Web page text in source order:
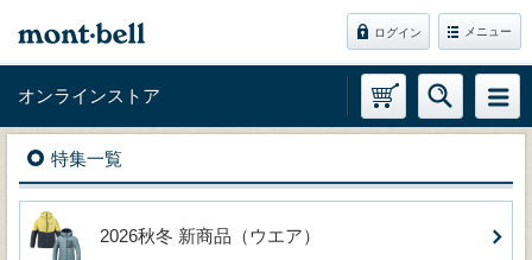
ログイン メニュー
オンラインストア
特集一覧
2026秋冬 新商品（ウエア）